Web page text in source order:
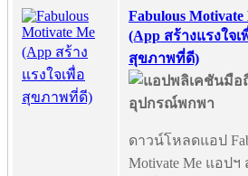
Fabulous Motivate
(App สร้างแรงใจเ
สุขภาพที่ดี)
ดาวน์โหลดแอป
Motivate Me แอปฯ